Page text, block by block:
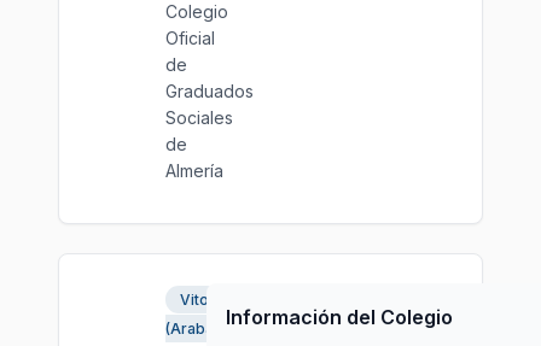
Colegio
Oficial
de
Graduados
Sociales
de
Almería
Vitoria
(Araba)
Información del Colegio